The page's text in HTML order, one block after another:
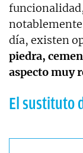
día, existen
piedra,
aspecto muy
El sustituto